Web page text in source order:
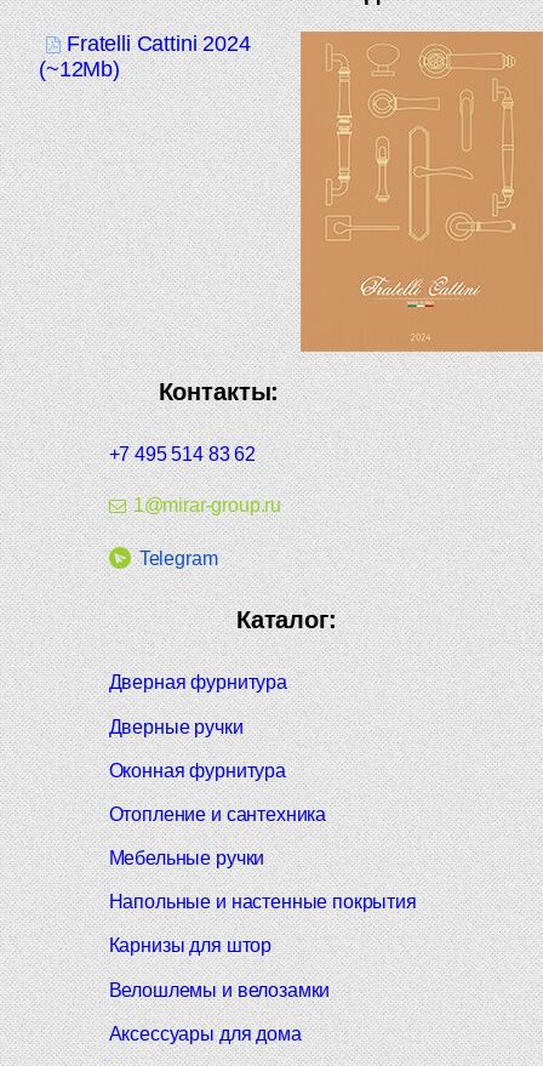
Fratelli Cattini 2024
(~12Mb)
Контакты:
+7 495 514 83 62
1@mirar-group.ru
Telegram
Каталог:
Дверная фурнитура
Дверные ручки
Оконная фурнитура
Отопление и сантехника
Мебельные ручки
Напольные и настенные покрытия
Карнизы для штор
Велошлемы и велозамки
Аксессуары для дома